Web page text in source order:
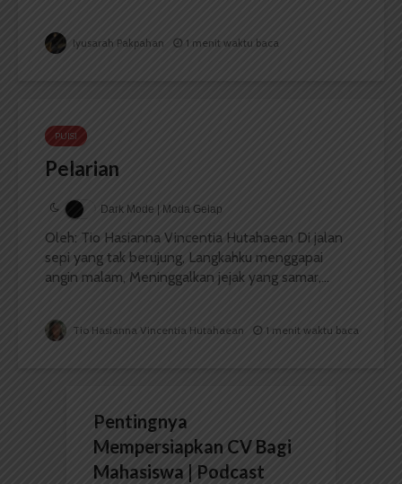
Iyusarah Pakpahan 1 menit waktu baca
PUISI
Pelarian
Dark Mode | Moda Gelap
Oleh: Tio Hasianna Vincentia Hutahaean Di jalan
sepi yang tak berujung, Langkahku menggapai
angin malam, Meninggalkan jejak yang samar,...
Tio Hasianna Vincentia Hutahaean 1 menit waktu baca
Pentingnya
Mempersiapkan CV Bagi
Mahasiswa | Podcast